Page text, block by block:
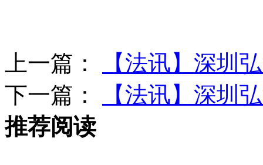
上一篇：
【法讯】深圳
下一篇：
【法讯】深圳
推荐阅读